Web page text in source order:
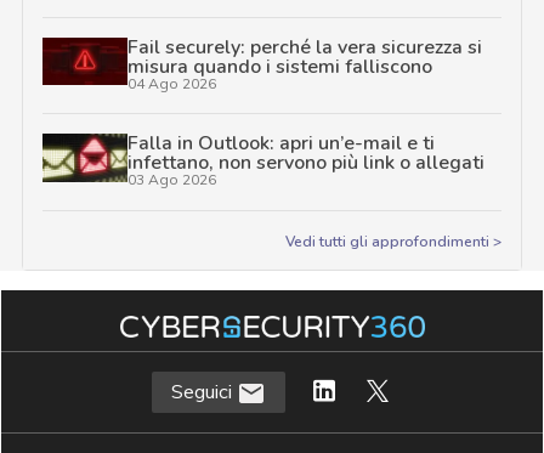
Fail securely: perché la vera sicurezza si
misura quando i sistemi falliscono
04 Ago 2026
Falla in Outlook: apri un’e-mail e ti
infettano, non servono più link o allegati
03 Ago 2026
Vedi tutti gli approfondimenti >
Seguici